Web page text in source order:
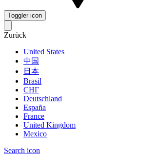
Toggler icon
Zurück
United States
中国
日本
Brasil
СНГ
Deutschland
España
France
United Kingdom
Mexico
Search icon